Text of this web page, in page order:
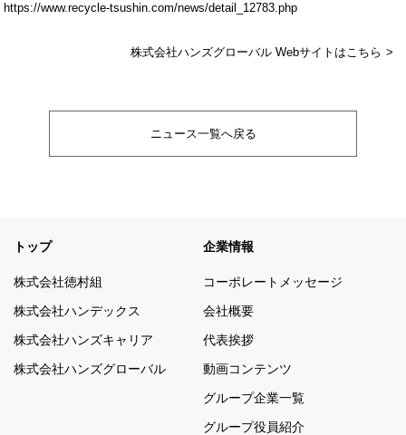
https://www.recycle-tsushin.com/news/detail_12783.php
株式会社ハンズグローバル Webサイトはこちら
ニュース一覧へ戻る
トップ
株式会社徳村組
株式会社ハンデックス
株式会社ハンズキャリア
株式会社ハンズグローバル
企業情報
コーポレートメッセージ
会社概要
代表挨拶
動画コンテンツ
グループ企業一覧
グループ役員紹介